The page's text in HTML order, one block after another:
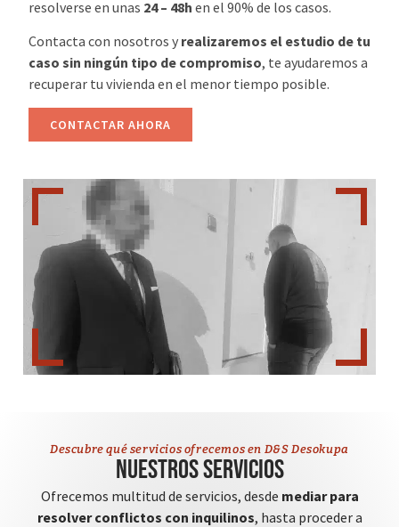
resolverse en unas 24 – 48h en el 90% de los casos.
Contacta con nosotros y realizaremos el estudio de tu
caso sin ningún tipo de compromiso, te ayudaremos a
recuperar tu vivienda en el menor tiempo posible.
CONTACTAR AHORA
Descubre qué servicios ofrecemos en D&S Desokupa
Nuestros servicios
Ofrecemos multitud de servicios, desde mediar para
resolver conflictos con inquilinos, hasta proceder a